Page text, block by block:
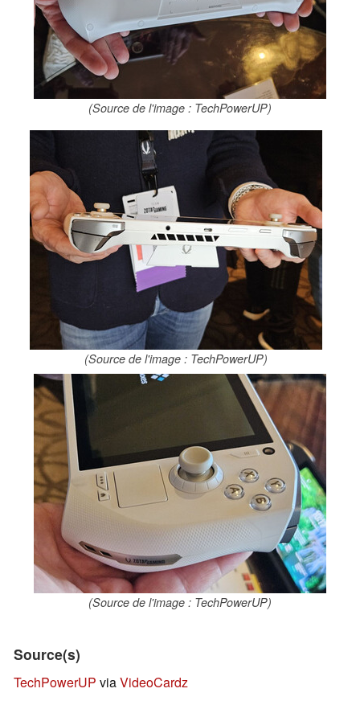
(Source de l'image : TechPowerUP)
(Source de l'image : TechPowerUP)
(Source de l'image : TechPowerUP)
Source(s)
TechPowerUP viaVideoCardz